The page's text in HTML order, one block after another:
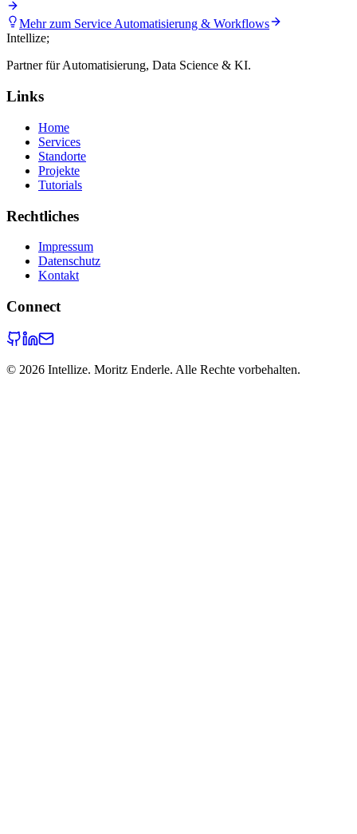
Mehr zum ServiceAutomatisierung & Workflows
Intellize;
Partner für Automatisierung, Data Science & KI.
Links
Home
Services
Standorte
Projekte
Tutorials
Rechtliches
Impressum
Datenschutz
Kontakt
Connect
© 2026 Intellize. Moritz Enderle. Alle Rechte vorbehalten.